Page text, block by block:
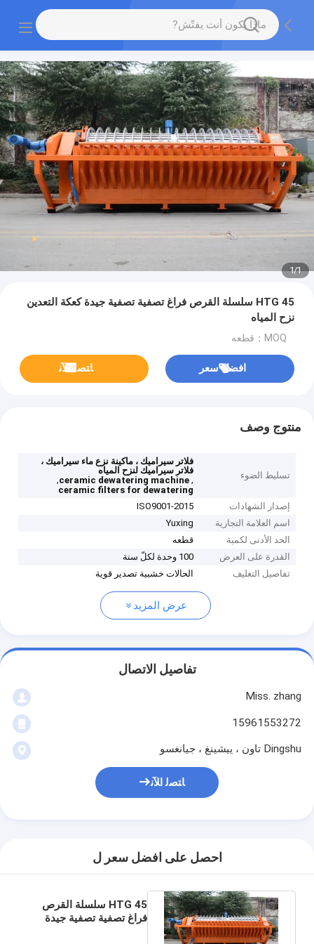
1
/
1
HTG 45 سلسلة القرص فراغ تصفية تصفية جيدة كعكة التعدين
نزح المياه
MOQ：قطعه
افضل سعر ﺎﺘﺼﻟ ﺍﻶﻧ
منتوج وصف
تسليط الضوء
فلاتر سيراميك ، ماكينة نزع ماء سيراميك ،
فلاتر سيراميك لنزح المياه
,
ceramic dewatering machine
,
ceramic filters for dewatering
إصدار الشهادات
ISO9001-2015
اسم العلامة التجارية
Yuxing
الحد الأدنى لكمية
قطعه
القدرة على العرض
100 وحدة لكلّ سنة
تفاصيل التغليف
الحالات خشبية تصدير قوية
عرض المزيد
تفاصيل الاتصال
Miss. zhang
15961553272
Dingshu تاون ، ييشينغ ، جيانغسو
ﺎﺘﺼﻟ ﺍﻶﻧ
احصل على افضل سعر ل
HTG 45 سلسلة القرص
فراغ تصفية تصفية جيدة